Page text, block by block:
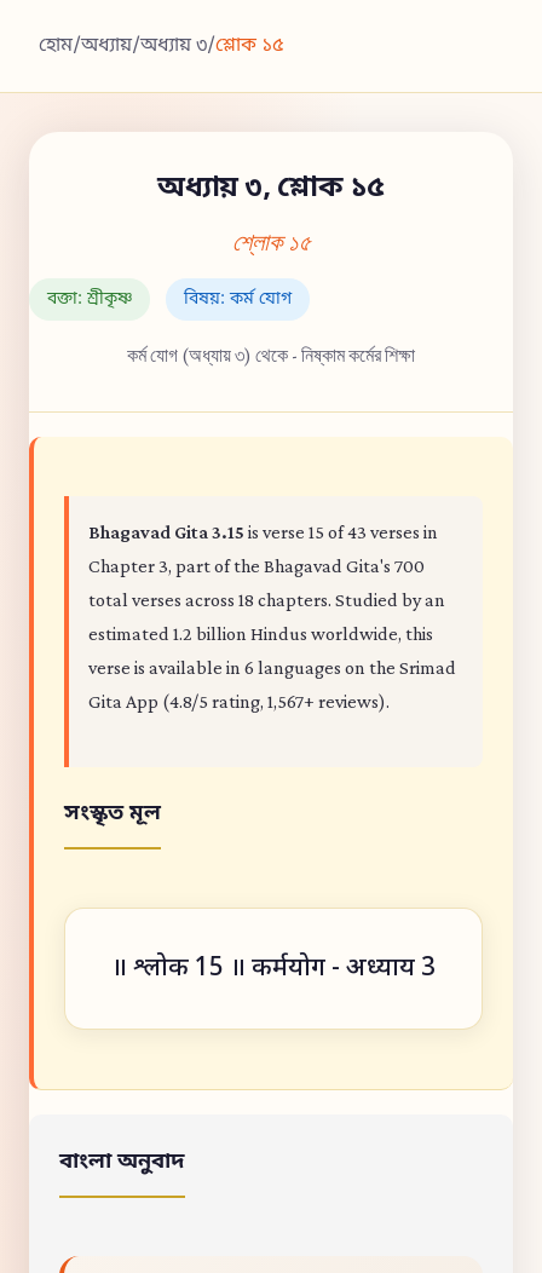
হোম/অধ্যায়/অধ্যায় ৩/শ্লোক ১৫
অধ্যায় ৩, শ্লোক ১৫
শ্লোক ১৫
বক্তা: শ্রীকৃষ্ণ বিষয়: কর্ম যোগ
কর্ম যোগ (অধ্যায় ৩) থেকে - নিষ্কাম কর্মের শিক্ষা
Bhagavad Gita 3.15 is verse 15 of 43 verses in
Chapter 3, part of the Bhagavad Gita's 700
total verses across 18 chapters. Studied by an
estimated 1.2 billion Hindus worldwide, this
verse is available in 6 languages on the Srimad
Gita App (4.8/5 rating, 1,567+ reviews).
সংস্কৃত মূল
॥ श्लोक 15 ॥ कर्मयोग - अध्याय 3
বাংলা অনুবাদ